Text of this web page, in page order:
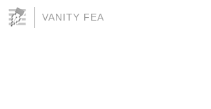
VANITY FEA